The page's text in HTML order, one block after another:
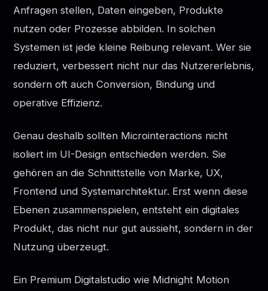
Anfragen stellen, Daten eingeben, Produkte
nutzen oder Prozesse abbilden. In solchen
Systemen ist jede kleine Reibung relevant. Wer sie
reduziert, verbessert nicht nur das Nutzererlebnis,
sondern oft auch Conversion, Bindung und
operative Effizienz.
Genau deshalb sollten Microinteractions nicht
isoliert im UI-Design entschieden werden. Sie
gehören an die Schnittstelle von Marke, UX,
Frontend und Systemarchitektur. Erst wenn diese
Ebenen zusammenspielen, entsteht ein digitales
Produkt, das nicht nur gut aussieht, sondern in der
Nutzung überzeugt.
Ein Premium Digitalstudio wie Midnight Motion